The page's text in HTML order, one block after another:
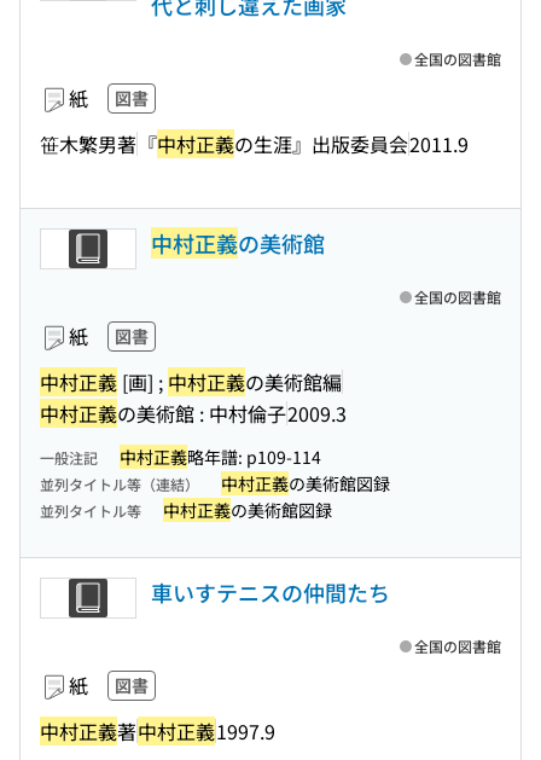
紙 図書
笹木繁男著 『中村正義の生涯』出版委員会2011.9
全国の図書館
中村正義の美術館
紙 図書
中村正義 [画] ; 中村正義の美術館編
中村正義の美術館 : 中村倫子2009.3
全国の図書館
一般注記 中村正義略年譜: p109-114
並列タイトル等（連結） 中村正義の美術館図録
並列タイトル等 中村正義の美術館図録
車いすテニスの仲間たち
紙 図書
中村正義著中村正義1997.9
全国の図書館